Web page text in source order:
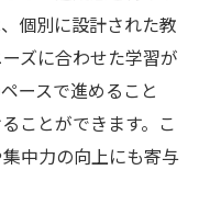
個別に設計された教
ズに合わせた学習が
ースで進めること
ことができます。こ
中力の向上にも寄与